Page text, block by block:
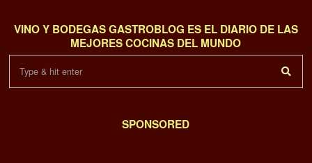
VINO Y BODEGAS GASTROBLOG ES EL DIARIO DE LAS
MEJORES COCINAS DEL MUNDO
SPONSORED